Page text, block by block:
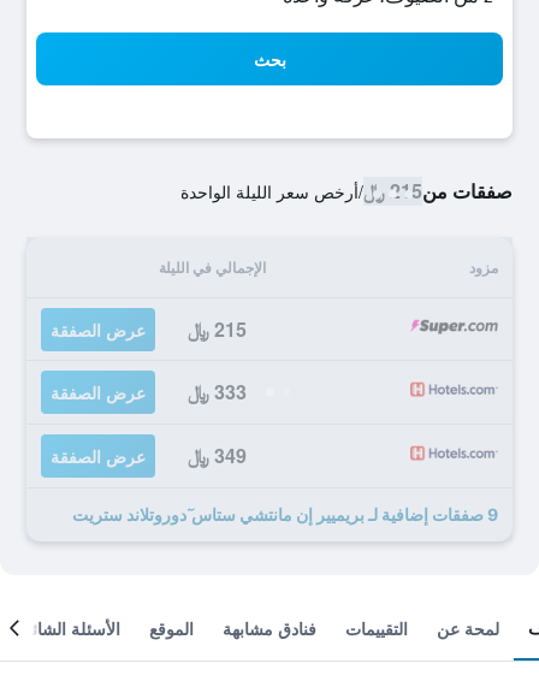
بحث
صفقات من215 ﷼ /أرخص سعر الليلة الواحدة
مزود الإجمالي في الليلة
215 ﷼ عرض الصفقة
333 ﷼ عرض الصفقة
349 ﷼ عرض الصفقة
9 صفقات إضافية لـ بريميير إن مانتشي ستاس ٓدوروتلاند ستريت
لمحة عن التقييمات فنادق مشابهة الموقع الأسئلة الشائعة